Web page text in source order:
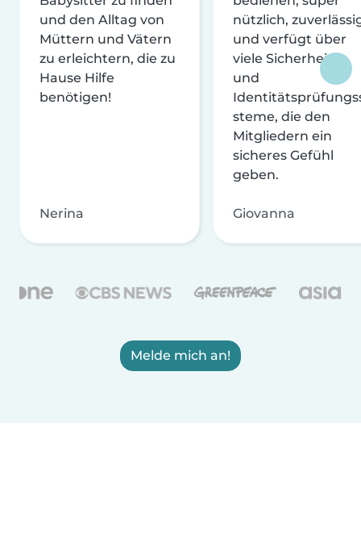
und den Alltag von
Müttern und Vätern
zu erleichtern, die zu
Hause Hilfe
benötigen!
Nerina
nützlich,
und verfügt über
viele Sicherheits-
und
steme, die den
Mitgliedern ein
sicheres Gefühl
geben.
Giovanna
Melde mich an!